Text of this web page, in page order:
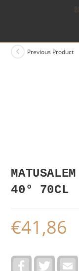
Previous Product
40° 70CL
€41,86
T